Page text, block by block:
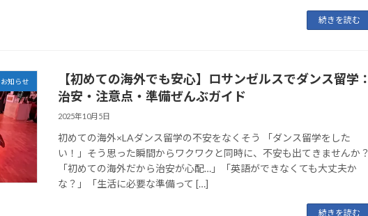
続きを読む
お知らせ
【初めての海外でも安心】ロサンゼルスでダンス留学：
治安・注意点・準備ぜんぶガイド
2025年10月5日
初めての海外×LAダンス留学の不安をなくそう 「ダンス留学をした
い！」そう思った瞬間からワクワクと同時に、不安も出てきませんか？
「初めての海外だから治安が心配…」「英語ができなくても大丈夫か
な？」「生活に必要な準備って […]
続きを読む